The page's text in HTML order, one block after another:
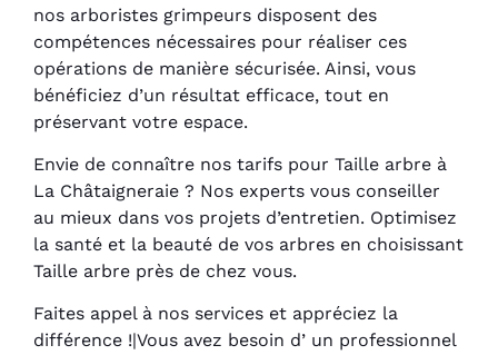
nos arboristes grimpeurs disposent des
compétences nécessaires pour réaliser ces
opérations de manière sécurisée. Ainsi, vous
bénéficiez d’un résultat efficace, tout en
préservant votre espace.
Envie de connaître nos tarifs pour Taille arbre à
La Châtaigneraie ? Nos experts vous conseiller
au mieux dans vos projets d’entretien. Optimisez
la santé et la beauté de vos arbres en choisissant
Taille arbre près de chez vous.
Faites appel à nos services et appréciez la
différence !|Vous avez besoin d’ un professionnel